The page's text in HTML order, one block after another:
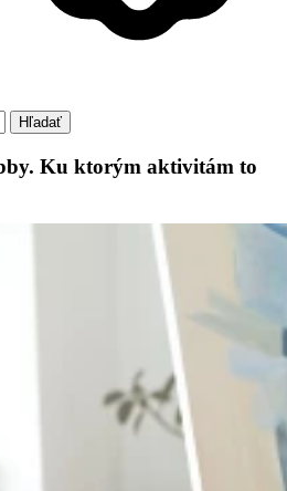
Hľadať
Ku ktorým aktivitám to